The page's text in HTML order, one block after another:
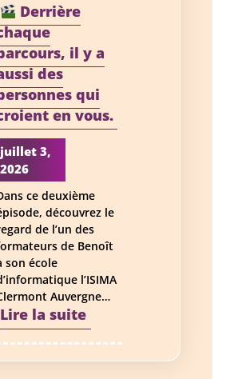
mondiale
des
compétences
des
Derrière
il y a
des
qui
en vous.
juillet 3,
2026
ce deuxième
découvrez le
de l’un des
de Benoît
son école
l’ISIMA
Auvergne…
Lire la suite: